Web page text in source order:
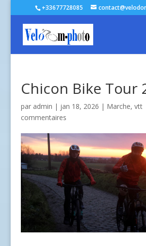
+33677728085
Chicon Bike Tour
par admin | jan 18, 2026 | Marche, vtt
commentaires